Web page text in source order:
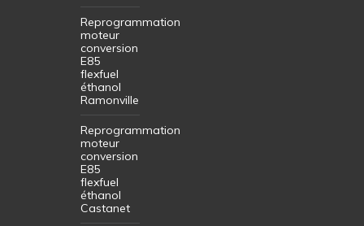
Reprogrammation
moteur
conversion
E85
flexfuel
éthanol
Ramonville
Reprogrammation
moteur
conversion
E85
flexfuel
éthanol
Castanet